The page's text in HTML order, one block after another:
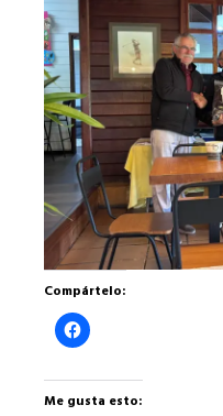
Compártelo:
Haz
clic
en
Facebook
Me gusta esto: